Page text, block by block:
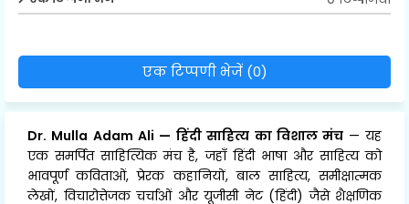
एक टिप्पणी भेजें (0)
Dr. Mulla Adam Ali — हिंदी साहित्य का विशाल मंच — यह
एक समर्पित साहित्यिक मंच है, जहाँ हिंदी भाषा और साहित्य को
भावपूर्ण कविताओं, प्रेरक कहानियों, बाल साहित्य, समीक्षात्मक
लेखों, विचारोत्तेजक चर्चाओं और यूजीसी नेट (हिंदी) जैसे शैक्षणिक